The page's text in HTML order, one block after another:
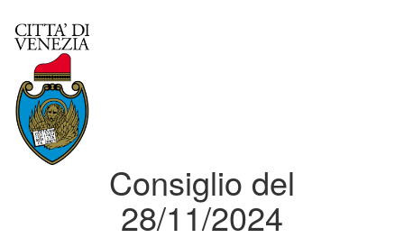
Consiglio del
28/11/2024